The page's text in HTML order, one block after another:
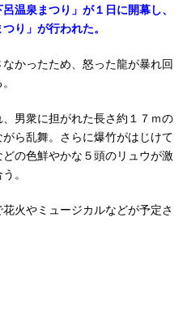
温泉まつり」が１日に開幕し、
り」が行われた。
かったため、怒った龍が暴れ回
。
男衆に担がれた長さ約１７ｍの
ら乱舞。さらに爆竹がはじけて
の色鮮やかな５頭のリュウが激
う。
火やミュージカルなどが予定さ